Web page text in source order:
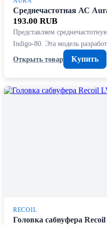
Среднечастотная АС
193.00 RUB
Представляем
Indigo-80. Эта модель
Открыть товар
Купить
RECOIL
Головка сабвуфера